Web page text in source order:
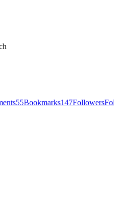
55Bookmarks147Followers